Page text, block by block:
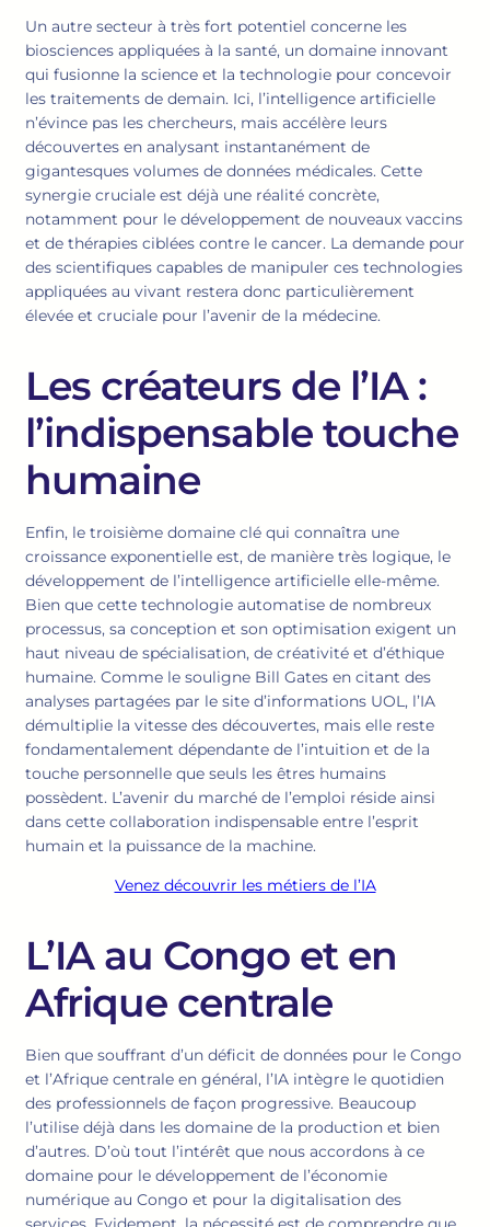
Un autre secteur à très fort potentiel concerne les
biosciences appliquées à la santé, un domaine innovant
qui fusionne la science et la technologie pour concevoir
les traitements de demain. Ici, l’intelligence artificielle
n’évince pas les chercheurs, mais accélère leurs
découvertes en analysant instantanément de
gigantesques volumes de données médicales. Cette
synergie cruciale est déjà une réalité concrète,
notamment pour le développement de nouveaux vaccins
et de thérapies ciblées contre le cancer. La demande pour
des scientifiques capables de manipuler ces technologies
appliquées au vivant restera donc particulièrement
élevée et cruciale pour l’avenir de la médecine.
Les créateurs de l’IA :
l’indispensable touche
humaine
Enfin, le troisième domaine clé qui connaîtra une
croissance exponentielle est, de manière très logique, le
développement de l’intelligence artificielle elle-même.
Bien que cette technologie automatise de nombreux
processus, sa conception et son optimisation exigent un
haut niveau de spécialisation, de créativité et d’éthique
humaine. Comme le souligne Bill Gates en citant des
analyses partagées par le site d’informations UOL, l’IA
démultiplie la vitesse des découvertes, mais elle reste
fondamentalement dépendante de l’intuition et de la
touche personnelle que seuls les êtres humains
possèdent. L’avenir du marché de l’emploi réside ainsi
dans cette collaboration indispensable entre l’esprit
humain et la puissance de la machine.
Venez découvrir les métiers de l’IA
L’IA au Congo et en
Afrique centrale
Bien que souffrant d’un déficit de données pour le Congo
et l’Afrique centrale en général, l’IA intègre le quotidien
des professionnels de façon progressive. Beaucoup
l’utilise déjà dans les domaine de la production et bien
d’autres. D’où tout l’intérêt que nous accordons à ce
domaine pour le développement de l’économie
numérique au Congo et pour la digitalisation des